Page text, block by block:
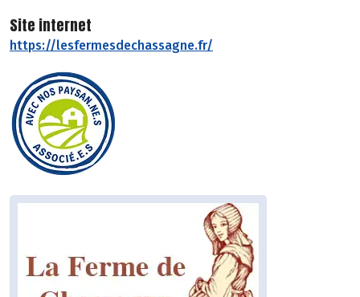
Site internet
https://lesfermesdechassagne.fr/